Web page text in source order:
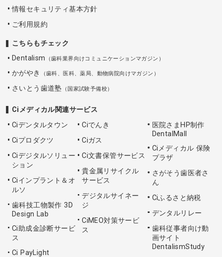
情報セキュリティ基本方針
ご利用規約
こちらもチェック
Dentalism
（歯科業界向けコミュニケーションマガジン）
かがやき （歯科、医科、薬局、動物病院向けマガジン）
さいとう歯道塾 （国家試験予備校）
Ciメディカル関連サービス
Ciデンタルタウン
Ciプロダクツ
Ciデジタルソリュー
ション
Ciインプラント＆オ
ルソ
歯科技工物製作 3D
Design Lab
Ci助成金診断サービ
ス
Ci PayLight
Ciでんき
Ciガス
Ci文書保管サービス
貴金属リサイクル
サービス
デジタルサイネー
ジ
CiMEO対策サービ
ス
医院さまHP制作
DentalMall
Ciメディカル 保険
プラザ
さがそう歯医者さ
ん
Ciふるさと納税
デンタルリレー
歯科従事者向け動
画サイト
DentalismStudy